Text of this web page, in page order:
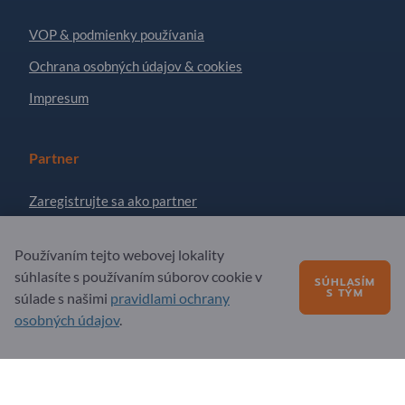
VOP & podmienky používania
Ochrana osobných údajov & cookies
Impresum
Partner
Zaregistrujte sa ako partner
Otázky?
Používaním tejto webovej lokality
súhlasíte s používaním súborov cookie v
súlade s našimi pravidlami ochrany
osobných údajov.
SÚHLASÍM
S TÝM